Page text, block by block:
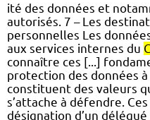
ité des données et
autorisés. 7 – Les
personnelles Les
aux services internes du
connaître ces [...]
protection des données
constituent des valeurs
s’attache à défendre.
désignation d’un